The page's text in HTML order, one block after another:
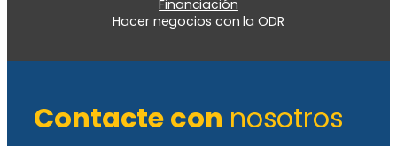
Financiación
Hacer negocios con la ODR
Contacte con nosotros